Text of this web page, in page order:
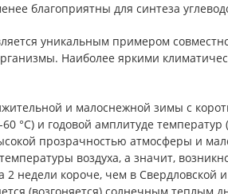
благоприятны для синтеза
уникальным примером
Наиболее яркими
и малоснежной зимы с
°С) и годовой амплитуде температур
прозрачностью атмосферы и
воздуха, а значит,
недели короче, чем в Свердловской